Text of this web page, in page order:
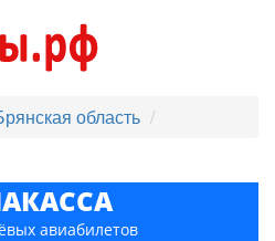
область
авиабилетов